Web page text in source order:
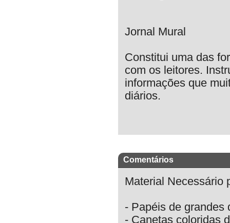
Jornal Mural
Constitui uma das
com os leitores.
informações que
diários.
Comentários
Material Necessário
- Papéis de grandes
- Canetas coloridas